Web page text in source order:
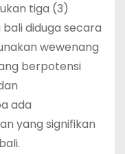
tiga (3)
diduga secara
wewenang
berpotensi
ada
yang signifikan